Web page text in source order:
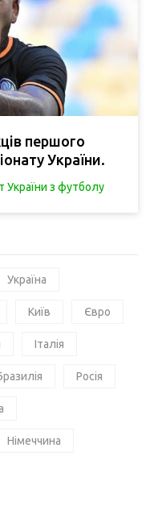
першого
України.
України з футболу
Україна
Київ Євро
Італія
Росія
Німеччина